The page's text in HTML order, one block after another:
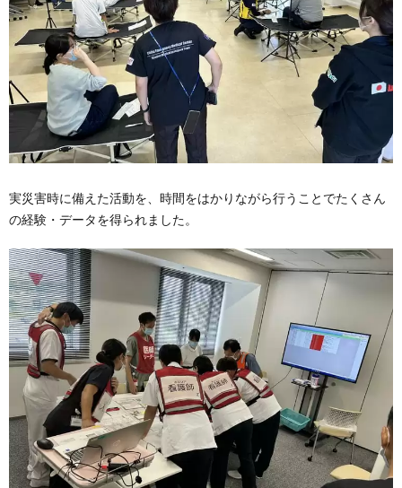
実災害時に備えた活動を、時間をはかりながら行うことでたくさん
の経験・データを得られました。